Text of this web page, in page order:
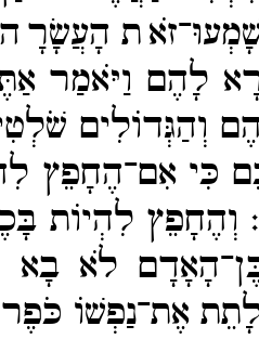
הָעֲשָׂרָה
לָהֶם וַיֹּאמַר
וְהַגְּדוֹלִים
כִּי אִם־​הֶחָפֵץ
וְהֶחָפֵץ לִהְיוֹת
לֹא בָא
אֶת־​נַפְשׁוֹ